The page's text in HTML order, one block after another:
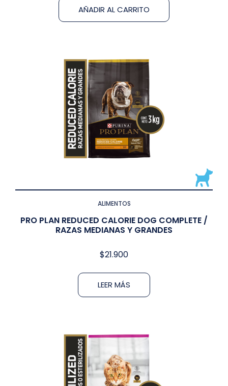
AÑADIR AL CARRITO
ALIMENTOS
PRO PLAN REDUCED CALORIE DOG COMPLETE /
RAZAS MEDIANAS Y GRANDES
$21.900
LEER MÁS